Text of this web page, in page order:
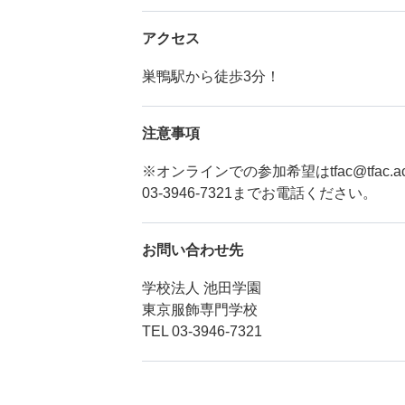
アクセス
巣鴨駅から徒歩3分！
注意事項
※オンラインでの参加希望は
03-3946-7321までお電話ください。
お問い合わせ先
学校法人 池田学園
東京服飾専門学校
TEL 03-3946-7321